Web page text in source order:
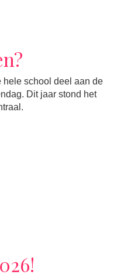
school deel aan de
Dit jaar stond het